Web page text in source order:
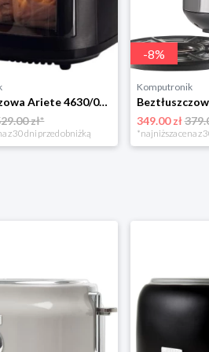
Beztłuszczowa Ariete 4630/00 czarny
zł*
z 30 dni przed obniżką
-8%
Komputronik
349.00 zł
*najniższa cena z